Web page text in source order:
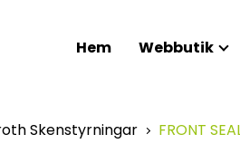
Hem Webbutik
Skenstyrningar FRONT